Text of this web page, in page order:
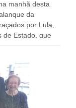
manhã desta
da
por Lula,
de Estado, que
da
disse ter sido
todos. “Há
participo
na